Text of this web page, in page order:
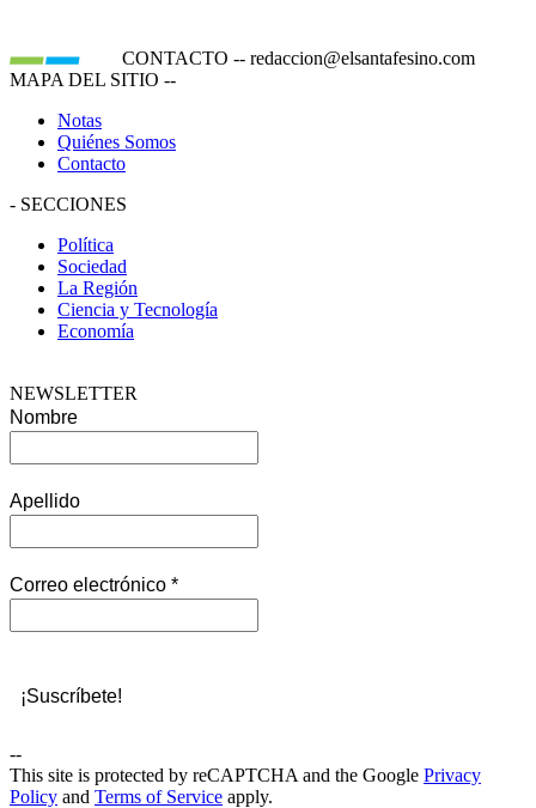
CONTACTO -- redaccion@elsantafesino.com
MAPA DEL SITIO --
Notas
Quiénes Somos
Contacto
- SECCIONES
Política
Sociedad
La Región
Ciencia y Tecnología
Economía
NEWSLETTER
Nombre
Apellido
Correo electrónico *
--
This site is protected by reCAPTCHA and the Google Privacy
Policy and Terms of Service apply.